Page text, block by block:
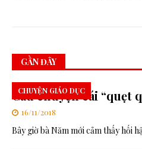
GẦN ĐÂY
Câu chuyện cái “quẹt
CHUYỆN GIÁO DỤC
16/11/2018
Bây giờ bà Năm mới cảm thấy hối